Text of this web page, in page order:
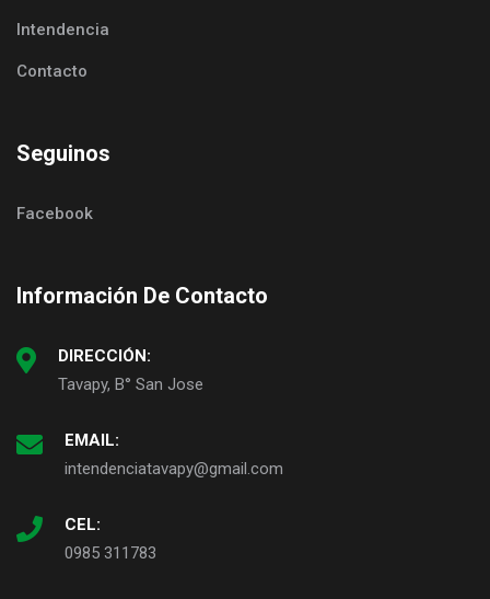
Intendencia
Contacto
Seguinos
Facebook
Información De Contacto
DIRECCIÓN:
Tavapy, B° San Jose
EMAIL:
intendenciatavapy@gmail.com
CEL:
0985 311783